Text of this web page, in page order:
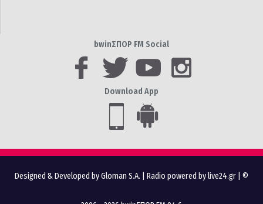
bwinΣΠΟΡ FM Social
Download App
Designed & Developed by Gloman S.A. Radio powered by live24.gr | ©